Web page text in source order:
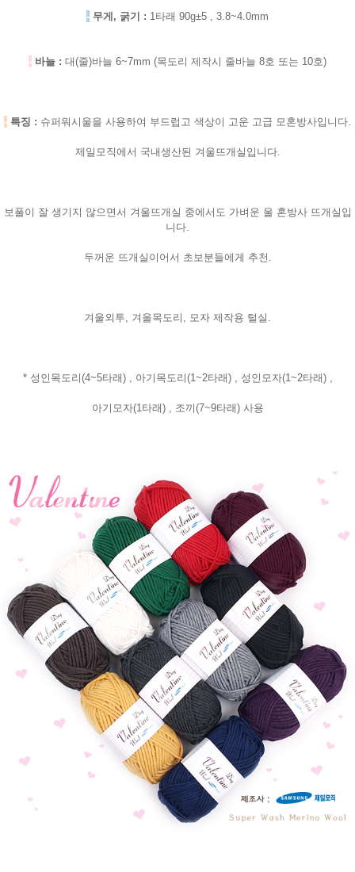
- 무게, 굵기 : 1타래 90g±5 , 3.8~4.0mm
- 바늘 : 대(줄)바늘 6~7mm (목도리 제작시 줄바늘 8호 또는 10호)
- 특징 : 슈퍼워시울을 사용하여 부드럽고 색상이 고운 고급 모혼방사입니다.
제일모직에서 국내생산된 겨울뜨개실입니다.
보풀이 잘 생기지 않으면서 겨울뜨개실 중에서도 가벼운 울 혼방사 뜨개실입
니다.
두꺼운 뜨개실이어서 초보분들에게 추천.
겨울외투, 겨울목도리, 모자 제작용 털실.
* 성인목도리(4~5타래) , 아기목도리(1~2타래) , 성인모자(1~2타래) ,
아기모자(1타래) , 조끼(7~9타래) 사용